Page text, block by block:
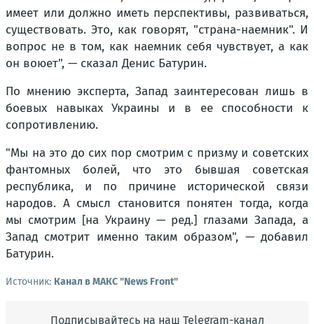
имеет или должно иметь перспективы, развиваться,
существовать. Это, как говорят, "страна-наемник". И
вопрос не в том, как наемник себя чувствует, а как
он воюет", — сказал Денис Батурин.
По мнению эксперта, Запад заинтересован лишь в
боевых навыках Украины и в ее способности к
сопротивлению.
"Мы на это до сих пор смотрим с призму и советских
фантомных болей, что это бывшая советская
республика, и по причине исторической связи
народов. А смысл становится понятен тогда, когда
мы смотрим [на Украину — ред.] глазами Запада, а
Запад смотрит именно таким образом", — добавил
Батурин.
Источник: Канал в МАКС "News Front"
Подписывайтесь на наш Telegram-канал